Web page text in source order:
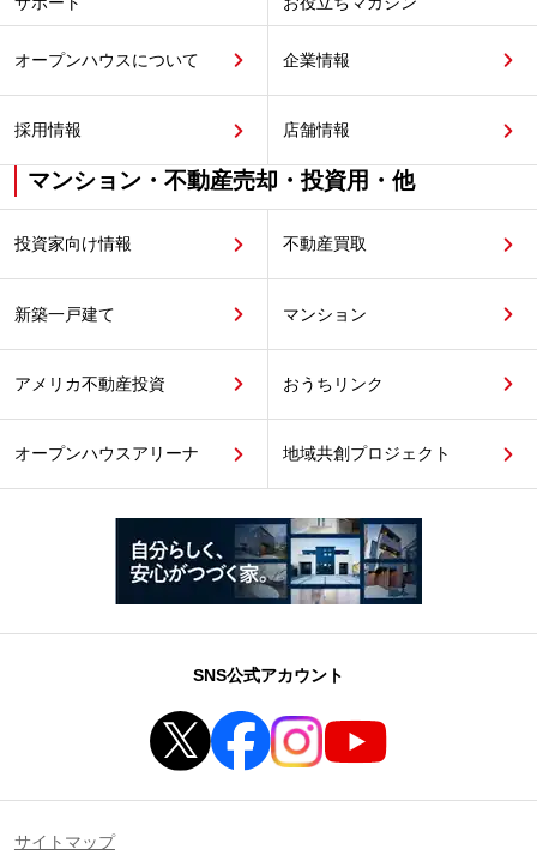
オープンハウスについて 企業情報
採用情報 店舗情報
マンション・不動産売却・投資用・他
投資家向け情報 不動産買取
新築一戸建て マンション
アメリカ不動産投資 おうちリンク
オープンハウスアリーナ 地域共創プロジェクト
SNS公式アカウント
サイトマップ